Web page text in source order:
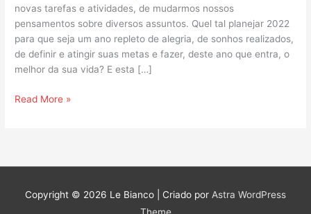
novas tarefas e atividades, de mudarmos nossos
pensamentos sobre diversos assuntos. Quel tal planejar 2022
para que seja um ano repleto de alegria, de sonhos realizados,
de definir e atingir suas metas e fazer, deste ano que entra, o
melhor da sua vida? E esta […]
Read More »
Copyright © 2026 Le Bianco | Criado por Astra WordPress
Theme